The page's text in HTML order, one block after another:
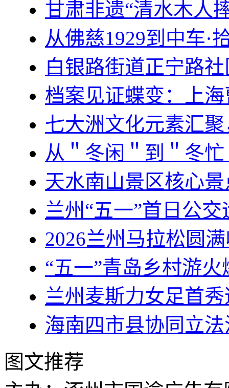
甘肃非遗“清水木人
从佛慈1929到中车·
白银路街道正宁路
档案见证蝶变：上
七大洲文化元素汇
从＂冬闲＂到＂冬
天水南山景区核心
兰州“五一”首日公
2026兰州马拉松圆
“五一”青岛乡村游火
兰州麦斯力女足首
海南四市县协同立
图文推荐